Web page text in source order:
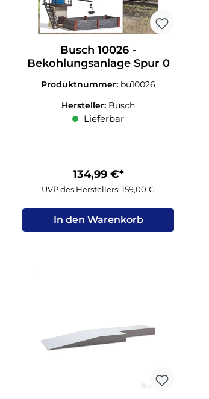
Busch 10026 -
Bekohlungsanlage Spur 0
Produktnummer: bu10026
Hersteller: Busch
Lieferbar
134,99 €*
UVP des Herstellers: 159,00 €
In den Warenkorb